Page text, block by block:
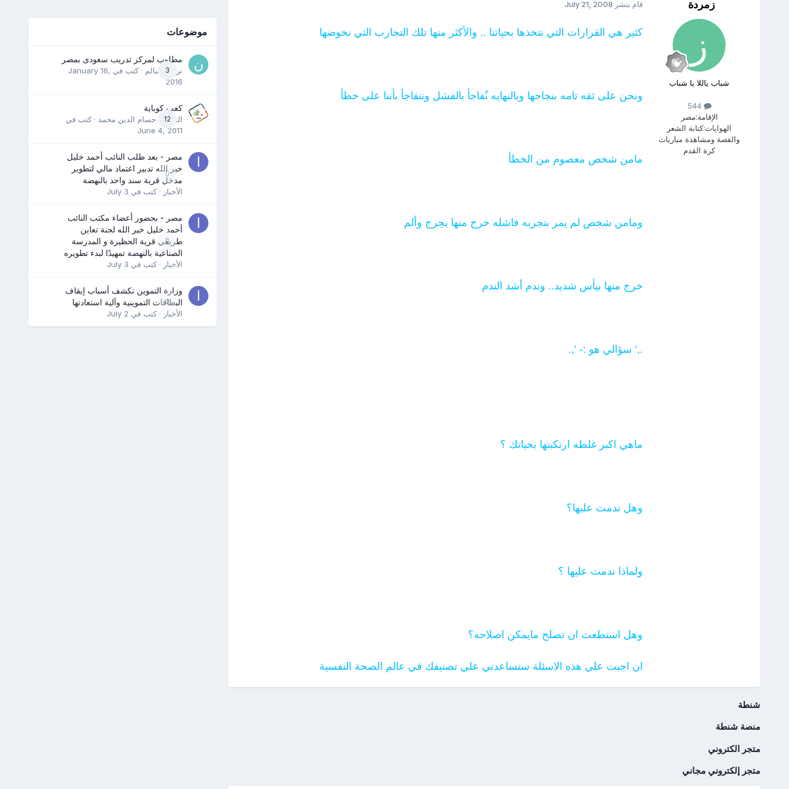
زمردة
شباب ياللا يا شباب
544
الإقامة:مصر
الهوايات:كتابة الشعر
والقصة ومشاهدة مباريات
كرة القدم
قام بنشر July 21, 2008
كثير هي القرارات التي نتخذها بحياتنا .. والأكثر منها تلك التجارب التي نخوضها
ونحن على ثقه تامه بنجاحها وبالنهايه نُفاجأ بالفشل ونتفاجأ بأننا على خطأ
مامن شخص معصوم من الخطأ
ومامن شخص لم يمر بتجربه فاشله خرج منها بجرح وألم
خرج منها بيأس شديد.. وندم أشد الندم
.,’ سؤالي هو :- ’,.
ماهي اكبر غلطه ارتكبتها بحياتك ؟
وهل ندمت عليها؟
ولماذا ندمت عليها ؟
وهل استطعت ان تصلح مايمكن اصلاحه؟
ان اجبت علي هذه الاسئلة ستساعدني علي تصنيفك في عالم الصحة النفسية
شنطة
منصة شنطة
متجر الكتروني
متجر إلكتروني مجاني
موضوعات
3
مطلوب لمركز تدريب سعودى بمصر
نرمين سالم · كتب في January 16,
2016
12
كعب كوباية
المدرب حسام الدين محمد · كتب في
June 4, 2011
0
مصر - بعد طلب النائب أحمد خليل
خير الله تدبير اعتماد مالي لتطوير
مدخل قرية سند واحد بالنهضة
الأخبار · كتب في July 3
0
مصر - بحضور أعضاء مكتب النائب
أحمد خليل خير الله لجنة تعاين
طريقي قرية الحظيرة و المدرسة
الصناعية بالنهضة تمهيدًا لبدء تطويره
الأخبار · كتب في July 3
0
وزارة التموين تكشف أسباب إيقاف
البطاقات التموينية وآلية استعادتها
الأخبار · كتب في July 2